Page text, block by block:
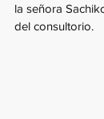
la señora
del consultorio.